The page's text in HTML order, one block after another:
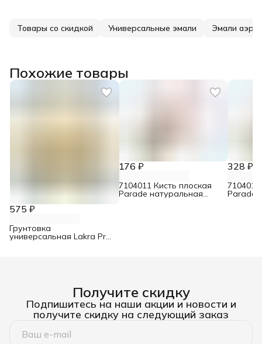
Товары со скидкой Универсальные эмали Эмали
Похожие товары
575 ₽
Грунтовка
универсальная Lakra Prof
176 ₽
7104011 Кисть плоская
Parade натуральная
328 ₽
Parade
Получите скидку
Подпишитесь на наши акции и новости и
получите скидку на следующий заказ